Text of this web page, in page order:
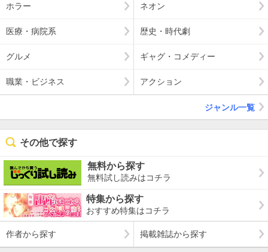
ホラー ネオン
医療・病院系 歴史・時代劇
グルメ ギャグ・コメディー
職業・ビジネス アクション
ジャンル一覧
その他で探す
無料から探す
無料試し読みはコチラ
特集から探す
おすすめ特集はコチラ
作者から探す 掲載雑誌から探す